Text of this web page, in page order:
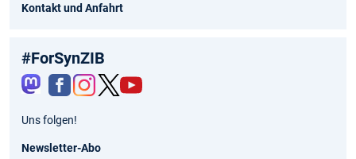
Kontakt und Anfahrt
#ForSynZIB
ebo
ok
agr
am
Uns folgen!
Newsletter-Abo